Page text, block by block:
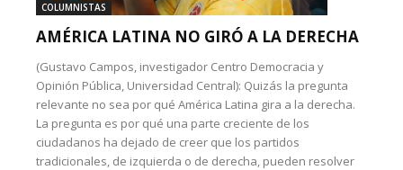
COLUMNISTAS
AMÉRICA LATINA NO GIRÓ A LA DERECHA
(Gustavo Campos, investigador Centro Democracia y
Opinión Pública, Universidad Central): Quizás la pregunta
relevante no sea por qué América Latina gira a la derecha.
La pregunta es por qué una parte creciente de los
ciudadanos ha dejado de creer que los partidos
tradicionales, de izquierda o de derecha, pueden resolver